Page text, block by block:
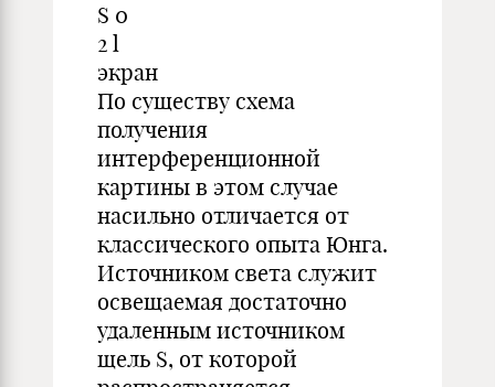
S 0
2 l
экран
По существу схема
получения
интерференционной
картины в этом случае
насильно отличается от
классического опыта Юнга.
Источником света служит
освещаемая достаточно
удаленным источником
щель S, от которой